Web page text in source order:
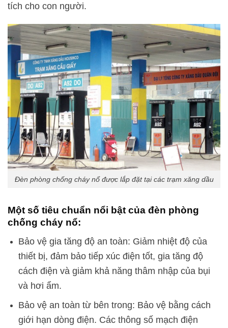
tích cho con người.
Đèn phòng chống cháy nổ được lắp đặt tại các trạm xăng dầu
Một số tiêu chuẩn nổi bật của đèn phòng
chống cháy nổ:
Bảo vệ gia tăng độ an toàn: Giảm nhiệt độ của
thiết bị, đảm bảo tiếp xúc điện tốt, gia tăng độ
cách điện và giảm khả năng thâm nhập của bụi
và hơi ẩm.
Bảo vệ an toàn từ bên trong: Bảo vệ bằng cách
giới hạn dòng điện. Các thông số mạch điện